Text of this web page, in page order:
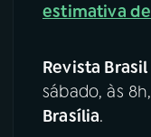
estimativa
Revista Brasil
sábado, às
Brasília.